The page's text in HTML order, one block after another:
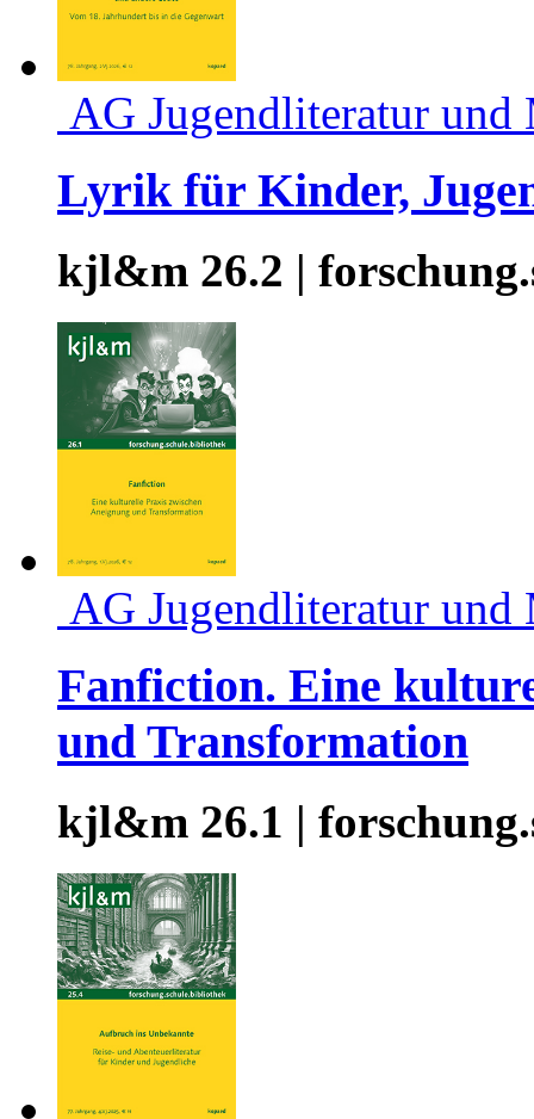
AG Jugendliteratur und
Lyrik für Kinder,
kjl&m 26.2 |
AG Jugendliteratur und
Fanfiction. Eine
und Transformation
kjl&m 26.1 |